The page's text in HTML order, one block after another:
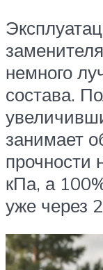
немного
состава.
занимает
прочности
кПа, а
уже через